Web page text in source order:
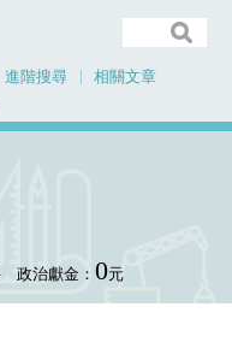
進階搜尋
相關文章
政治獻金： 0元